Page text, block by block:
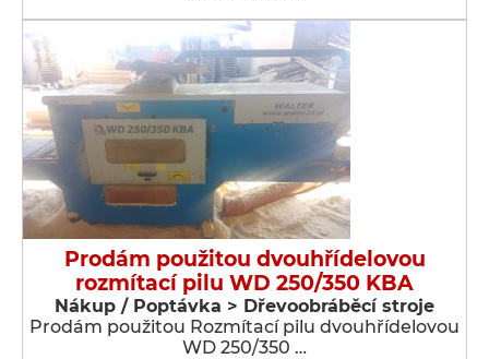
Prodám použitou dvouhřídelovou
rozmítací pilu WD 250/350 KBA
Nákup / Poptávka > Dřevoobráběcí stroje
Prodám použitou Rozmítací pilu dvouhřídelovou
WD 250/350 …